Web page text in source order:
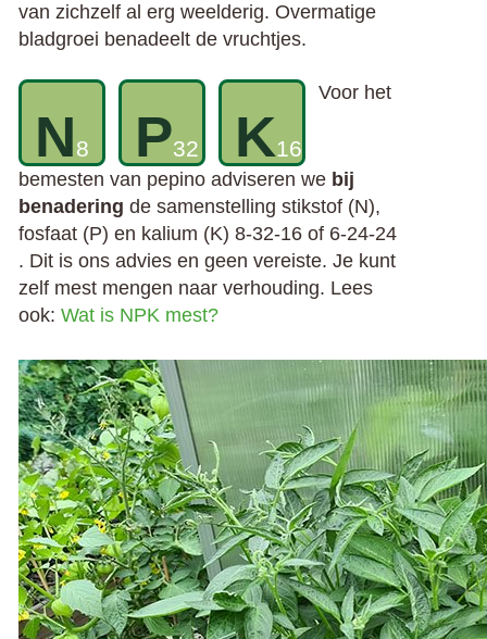
van zichzelf al erg weelderig. Overmatige
bladgroei benadeelt de vruchtjes.
N8 P32 K16
Voor het
bemesten van pepino adviseren we bij
benadering de samenstelling stikstof (N),
fosfaat (P) en kalium (K) 8-32-16 of 6-24-24
. Dit is ons advies en geen vereiste. Je kunt
zelf mest mengen naar verhouding. Lees
ook: Wat is NPK mest?